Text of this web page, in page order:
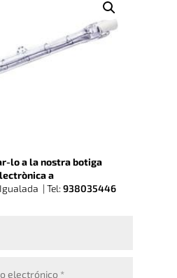
lo a la nostra botiga
a
Igualada | Tel: 938035446